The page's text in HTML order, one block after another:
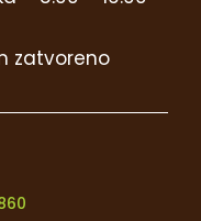
zatvoreno